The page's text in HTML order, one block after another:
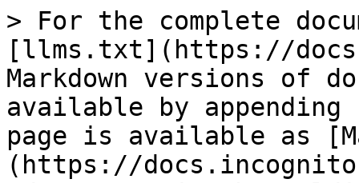
> For the complete
[llms.txt](https://
Markdown versions of
available by
page is available as
(https://